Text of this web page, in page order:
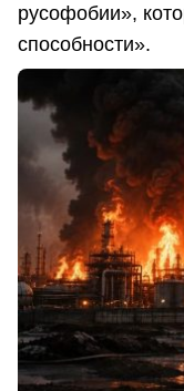
русофобии»,
способности».